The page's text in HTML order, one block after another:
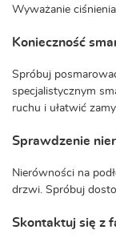
Wyważanie
Konieczność
Spróbuj
specjalistycznym
ruchu i ułatwić
Sprawdzenie
Nierówności na
drzwi. Spróbuj
Skontaktuj się z